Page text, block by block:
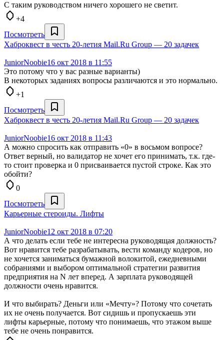
С таким руководством ничего хорошего не светит.
+4
Посмотреть
Хаброквест в честь 20-летия Mail.Ru Group — 20 задачек
JuniorNoobie16 окт 2018 в 11:55
Это потому что у вас разные варианты)
В некоторых заданиях вопросы различаются и это нормально.
+1
Посмотреть
Хаброквест в честь 20-летия Mail.Ru Group — 20 задачек
JuniorNoobie16 окт 2018 в 11:43
А можно спросить как отправить «0» в восьмом вопросе?
Ответ верный, но валидатор не хочет его принимать, т.к. где-
то стоит проверка и 0 присваивается пустой строке. Как это
обойти?
0
Посмотреть
Карьерные стероиды. Лифты
JuniorNoobie12 окт 2018 в 07:20
А что делать если тебе не интересна руководящая должность?
Вот нравится тебе разрабатывать, вести команду кодеров, но
не хочется заниматься бумажной волокитой, ежедневными
собраниями и выбором оптимальной стратегии развития
предприятия на N лет вперед. А зарплата руководящей
должности очень нравится.
И что выбирать? Деньги или «Мечту»? Потому что сочетать
их не очень получается. Вот сидишь и пропускаешь эти
лифты карьерные, потому что понимаешь, что этажом выше
тебе не очень понравится.